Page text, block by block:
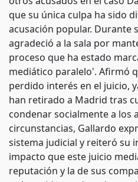
que su única culpa ha sido
acusación popular. Durante
agradeció a la sala por
proceso que ha estado
mediático paralelo'. Afirmó
perdido interés en el juicio,
han retirado a Madrid tras
condenar socialmente a los
circunstancias, Gallardo
sistema judicial y reiteró su
impacto que este juicio
reputación y la de sus